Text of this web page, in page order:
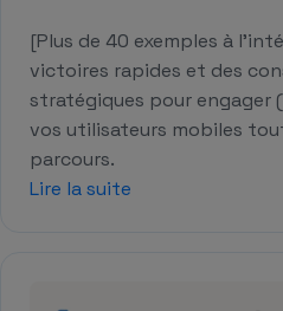
[Plus de 40 exemples à
victoires rapides et des
stratégiques pour engager
vos utilisateurs mobiles
parcours.
Lire la suite